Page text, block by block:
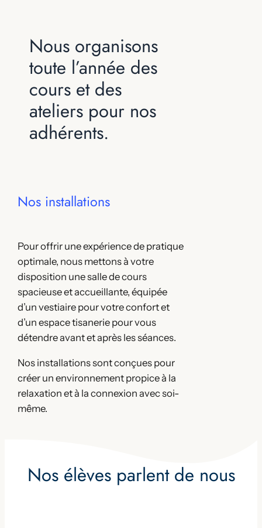
Nous organisons
toute l’année des
cours et des
ateliers pour nos
adhérents.
Nos installations
Pour offrir une expérience de pratique
optimale, nous mettons à votre
disposition une salle de cours
spacieuse et accueillante, équipée
d’un vestiaire pour votre confort et
d’un espace tisanerie pour vous
détendre avant et après les séances.
Nos installations sont conçues pour
créer un environnement propice à la
relaxation et à la connexion avec soi-
même.
Nos élèves parlent de nous